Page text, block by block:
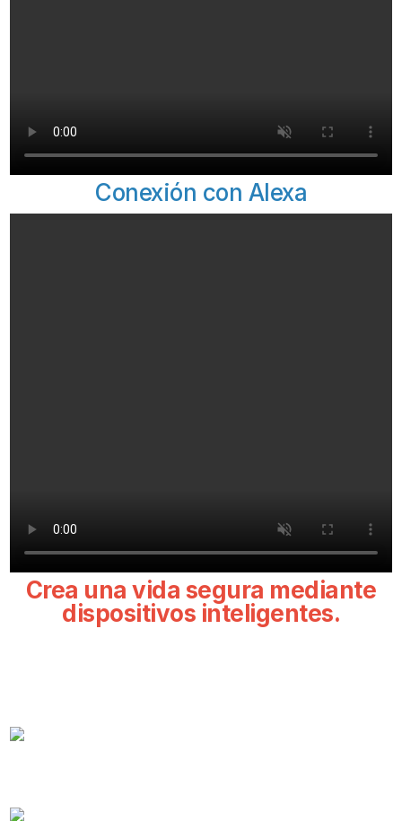
Conexión con Alexa
Crea una vida segura mediante
dispositivos inteligentes.